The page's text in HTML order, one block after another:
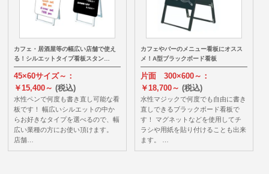
カフェ・居酒屋等の幅広い店舗で使え
る！シルエットタイプ看板スタン…
45×60サイズ～：
￥15,400～(税込)
水性ペンで何度も書き直し可能な看
板です！ 幅広いシルエットの中か
らお好きなタイプを選べるので、幅
広い業種の方にお使い頂けます。
店舗…
カフェやバーのメニュー看板にオスス
メ！A型ブラックボード看板
片面 300×600～：
￥18,700～ (税込)
水性マジックで何度でも自由に書き
直しできるブラックボード看板で
す！ マグネットなどを使用してチ
ラシや用紙を貼り付けることも出来
ます。 …